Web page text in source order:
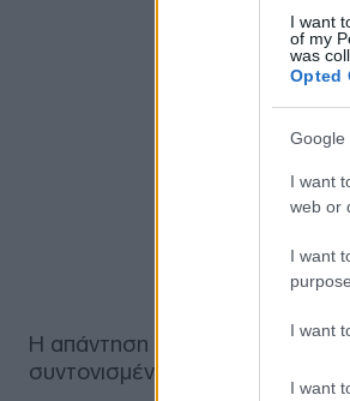
I want
of my
was
Opted
Google
I want
web or
I want
I want
I want
Η απάντηση από τον λεγόμενο
συντονισμένη: